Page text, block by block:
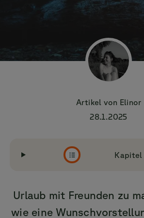
Artikel von Elinor
28.1.2025
Kapitel
Urlaub mit Freunden zu
wie eine